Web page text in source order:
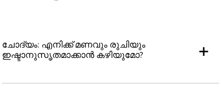
ചോദ്യം: എനിക്ക് മണവും രുചിയും
ഇഷ്ടാനുസൃതമാക്കാൻ കഴിയുമോ?